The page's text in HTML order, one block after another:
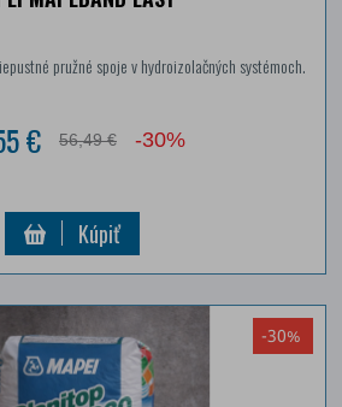
pružné spoje v hydroizolačných systémoch.
€ 56,49 € -30%
Kúpiť
-30%